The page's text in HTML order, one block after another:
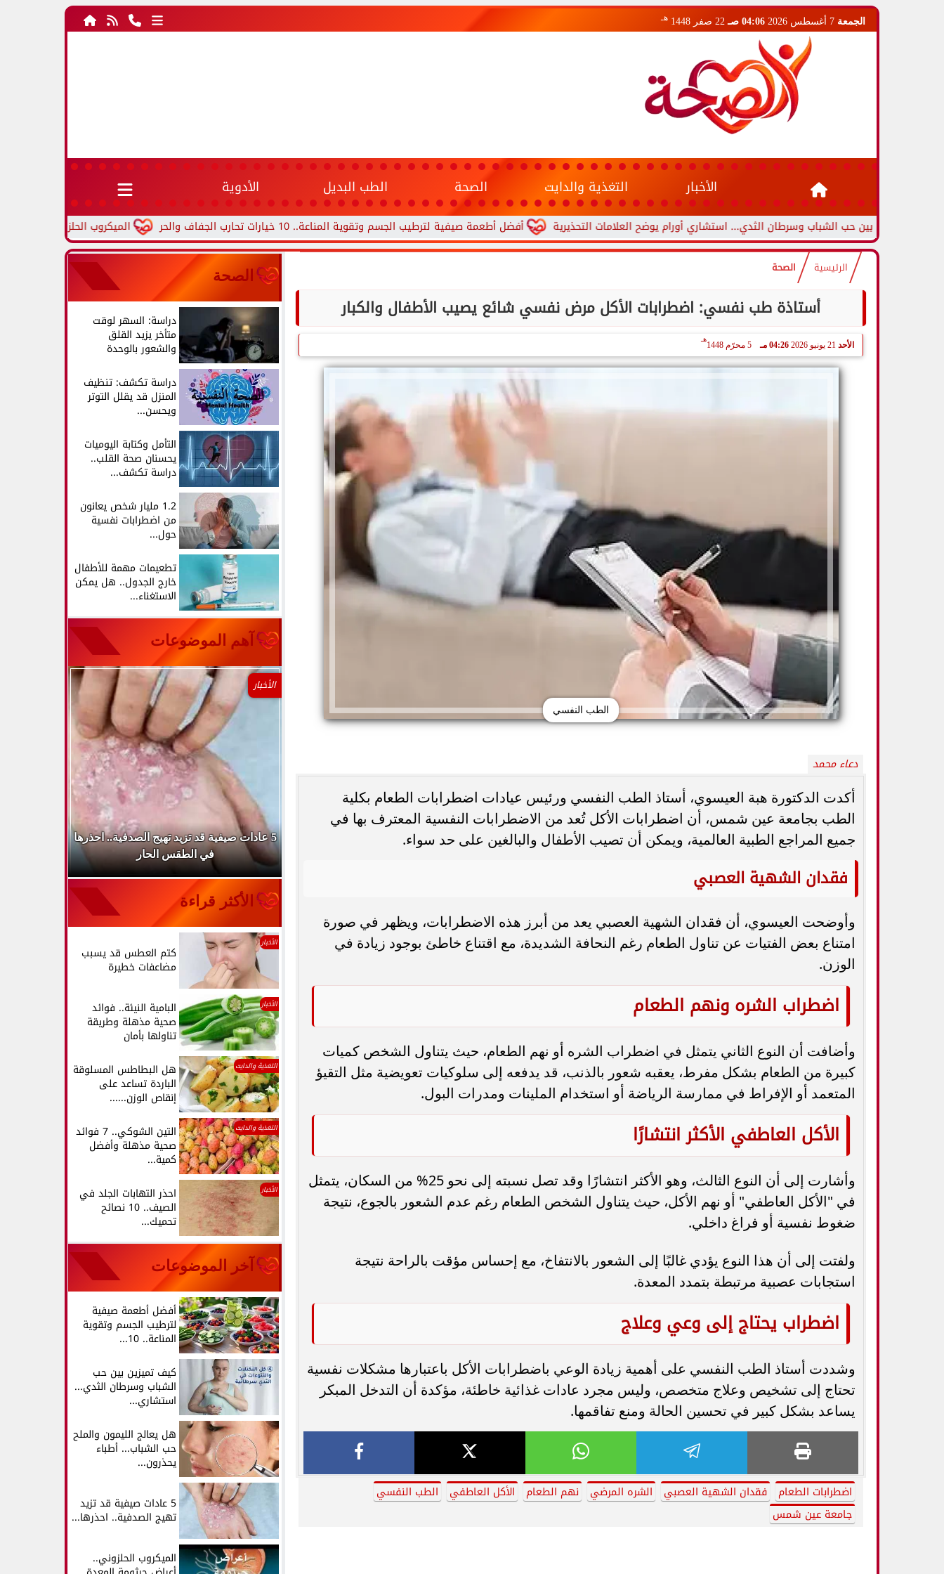
الجمعة 04:06 صـ 22 صفر 1448 هـ
الأخبار التغذية والدايت الصحة الطب البديل الأدوية
الميكروب الحلزوني.. أعراض جرثومة أفضل أطعمة صيفية لترطيب الجسم وتقوية المناعة.. 10 خيارات تحارب الجفاف والحر بين حب الشباب وسرطان الثدي... استشاري أورام يوضح العلامات التحذيرية
الرئيسية الصحة
أستاذة طب نفسي: اضطرابات الأكل مرض نفسي شائع يصيب الأطفال والكبار
الأحد 04:26 مـ 5 محرّم 1448
هـ
الطب النفسي
دعاء محمد
أكدت الدكتورة هبة العيسوي، أستاذ الطب النفسي ورئيس عيادات اضطرابات الطعام بكلية
الطب بجامعة عين شمس، أن اضطرابات الأكل تُعد من الاضطرابات النفسية المعترف بها في
جميع المراجع الطبية العالمية، ويمكن أن تصيب الأطفال والبالغين على حد سواء.
فقدان الشهية العصبي
وأوضحت العيسوي، أن فقدان الشهية العصبي يعد من أبرز هذه الاضطرابات، ويظهر في صورة
امتناع بعض الفتيات عن تناول الطعام رغم النحافة الشديدة، مع اقتناع خاطئ بوجود زيادة في
الوزن.
اضطراب الشره ونهم الطعام
وأضافت أن النوع الثاني يتمثل في اضطراب الشره أو نهم الطعام، حيث يتناول الشخص كميات
كبيرة من الطعام بشكل مفرط، يعقبه شعور بالذنب، قد يدفعه إلى سلوكيات تعويضية مثل التقيؤ
المتعمد أو الإفراط في ممارسة الرياضة أو استخدام الملينات ومدرات البول.
الأكل العاطفي الأكثر انتشارًا
وأشارت إلى أن النوع الثالث، وهو الأكثر انتشارًا وقد تصل نسبته إلى نحو 25% من السكان، يتمثل
في "الأكل العاطفي" أو نهم الأكل، حيث يتناول الشخص الطعام رغم عدم الشعور بالجوع، نتيجة
ضغوط نفسية أو فراغ داخلي.
ولفتت إلى أن هذا النوع يؤدي غالبًا إلى الشعور بالانتفاخ، مع إحساس مؤقت بالراحة نتيجة
استجابات عصبية مرتبطة بتمدد المعدة.
اضطراب يحتاج إلى وعي وعلاج
وشددت أستاذ الطب النفسي على أهمية زيادة الوعي باضطرابات الأكل باعتبارها مشكلات نفسية
تحتاج إلى تشخيص وعلاج متخصص، وليس مجرد عادات غذائية خاطئة، مؤكدة أن التدخل المبكر
يساعد بشكل كبير في تحسين الحالة ومنع تفاقمها.
اضطرابات الطعام فقدان الشهية العصبي الشره المرضي نهم الطعام الأكل العاطفي
الطب النفسي
جامعة عين شمس
الصحة
دراسة: السهر لوقت
متأخر يزيد القلق
والشعور بالوحدة
دراسة تكشف: تنظيف
المنزل قد يقلل التوتر
ويحسن...
التأمل وكتابة اليوميات
يحسنان صحة القلب..
دراسة تكشف...
1.2 مليار شخص يعانون
من اضطرابات نفسية
حول...
تطعيمات مهمة للأطفال
خارج الجدول.. هل يمكن
الاستغناء...
آهم الموضوعات
أفضل أطعمة صيفية لترطيب الجسم وتقوية
كيف تميزين بين حب الشباب وسرطان
الثدي... استشاري أورام يوضح العلامات
هل يعالج الليمون والملح حب الشباب... أطباء
الأخبار
5 عادات صيفية قد تزيد تهيج الصدفية.. احذرها
في الطقس الحار
الأكثر قراءة
الأخبار
كتم العطس قد يسبب
مضاعفات خطيرة
الأخبار البامية النيئة.. فوائد
صحية مذهلة وطريقة
تناولها بأمان
التغذية والدايت هل البطاطس المسلوقة
الباردة تساعد على
إنقاص الوزن......
التغذية والدايت التين الشوكي.. 7 فوائد
صحية مذهلة وأفضل
كمية...
الأخبار احذر التهابات الجلد في
الصيف.. 10 نصائح
تحميك...
آخر الموضوعات
أفضل أطعمة صيفية
لترطيب الجسم وتقوية
المناعة.. 10...
كيف تميزين بين حب
الشباب وسرطان الثدي...
استشاري...
هل يعالج الليمون والملح
حب الشباب... أطباء
يحذرون...
5 عادات صيفية قد تزيد
تهيج الصدفية.. احذرها...
الميكروب الحلزوني..